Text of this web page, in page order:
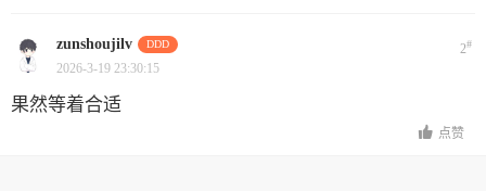
zunshoujilv DDD 2#
2026-3-19 23:30:15
果然等着合适
点赞